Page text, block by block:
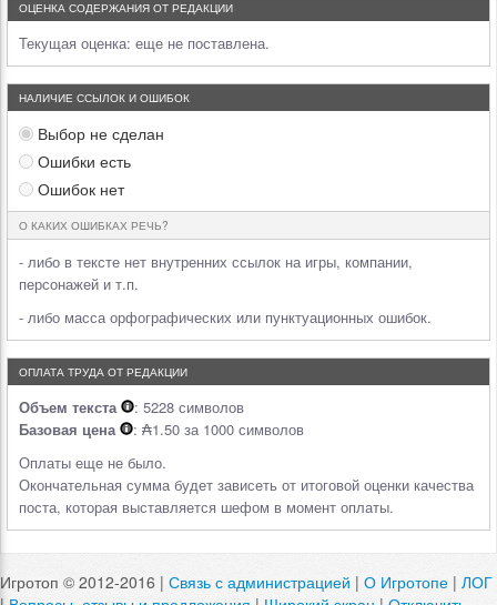
ОЦЕНКА СОДЕРЖАНИЯ ОТ РЕДАКЦИИ
Текущая оценка: еще не поставлена.
НАЛИЧИЕ ССЫЛОК И ОШИБОК
Выбор не сделан
Ошибки есть
Ошибок нет
О КАКИХ ОШИБКАХ РЕЧЬ?
- либо в тексте нет внутренних ссылок на игры, компании,
персонажей и т.п.
- либо масса орфографических или пунктуационных ошибок.
ОПЛАТА ТРУДА ОТ РЕДАКЦИИ
Объем текста
: 5228 символов
Базовая цена
: ₳1.50 за 1000 символов
Оплаты еще не было.
Окончательная сумма будет зависеть от итоговой оценки качества
поста, которая выставляется шефом в момент оплаты.
Игротоп © 2012-2016 | Связь с администрацией | О Игротопе | ЛОГ